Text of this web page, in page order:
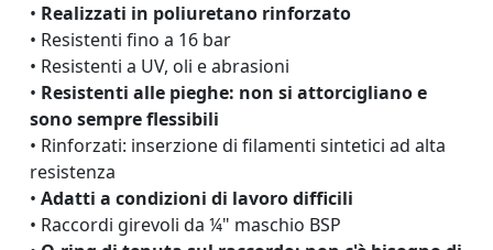
• Realizzati in poliuretano rinforzato
• Resistenti fino a 16 bar
• Resistenti a UV, oli e abrasioni
• Resistenti alle pieghe: non si attorcigliano e
sono sempre flessibili
• Rinforzati: inserzione di filamenti sintetici ad alta
resistenza
• Adatti a condizioni di lavoro difficili
• Raccordi girevoli da ¼" maschio BSP